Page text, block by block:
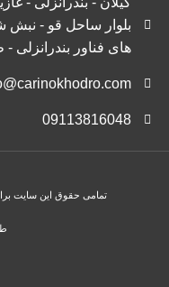
بلوار ساحل قو - نبش
های فناور بندرانزلی -
09113816048
تمامی حقوق این سایت